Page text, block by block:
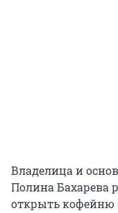
Владелица и
Полина Бахарева
открыть